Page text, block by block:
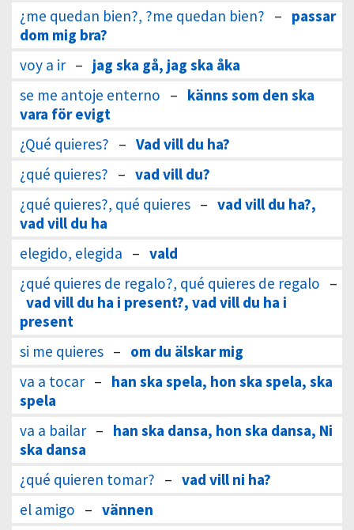
¿me quedan bien?, ?me quedan bien? – passar
dom mig bra?
voy a ir – jag ska gå, jag ska åka
se me antoje enterno – känns som den ska
vara för evigt
¿Qué quieres? – Vad vill du ha?
¿qué quieres? – vad vill du?
¿qué quieres?, qué quieres – vad vill du ha?,
vad vill du ha
elegido, elegida – vald
¿qué quieres de regalo?, qué quieres de regalo –
vad vill du ha i present?, vad vill du ha i
present
si me quieres – om du älskar mig
va a tocar – han ska spela, hon ska spela, ska
spela
va a bailar – han ska dansa, hon ska dansa, Ni
ska dansa
¿qué quieren tomar? – vad vill ni ha?
el amigo – vännen